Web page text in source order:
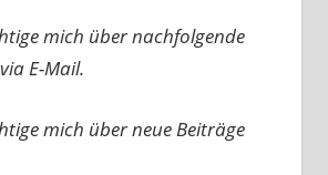
mich über nachfolgende
E-Mail.
mich über neue Beiträge